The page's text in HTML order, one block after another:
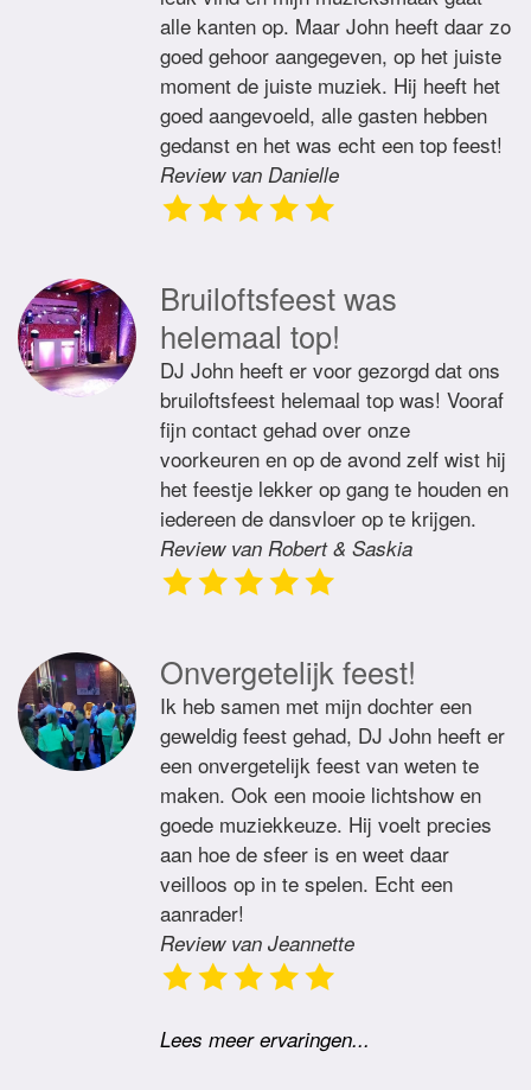
alle kanten op. Maar John heeft daar zo
goed gehoor aangegeven, op het juiste
moment de juiste muziek. Hij heeft het
goed aangevoeld, alle gasten hebben
gedanst en het was echt een top feest!
Review van Danielle
Bruiloftsfeest was
helemaal top!
DJ John heeft er voor gezorgd dat ons
bruiloftsfeest helemaal top was! Vooraf
fijn contact gehad over onze
voorkeuren en op de avond zelf wist hij
het feestje lekker op gang te houden en
iedereen de dansvloer op te krijgen.
Review van Robert & Saskia
Onvergetelijk feest!
Ik heb samen met mijn dochter een
geweldig feest gehad, DJ John heeft er
een onvergetelijk feest van weten te
maken. Ook een mooie lichtshow en
goede muziekkeuze. Hij voelt precies
aan hoe de sfeer is en weet daar
veilloos op in te spelen. Echt een
aanrader!
Review van Jeannette
Lees meer ervaringen...